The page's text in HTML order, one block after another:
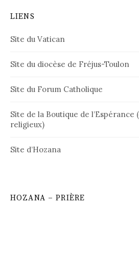
LIENS
Site du Vatican
Site du diocèse de Fréjus-Toulon
Site du Forum Catholique
Site de la Boutique de l’Espérance
religieux)
Site d’Hozana
HOZANA – PRIÈRE